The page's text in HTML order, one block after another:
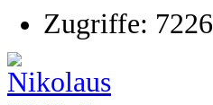
Zugriffe: 7226